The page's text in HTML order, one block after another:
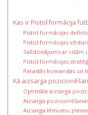
Kas ir Pistol formācija
Pistol formācijas
Pistol formācijas
Salīdzinājums ar citām
Pistol formācijas
Parastās komandas
Kā aizsarga
Optimāla aizsarga
Aizsarga
Aizsarga lēmumu